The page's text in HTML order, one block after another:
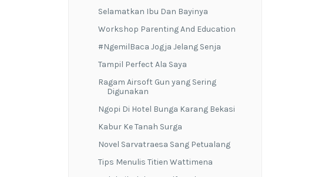
Selamatkan Ibu Dan Bayinya
Workshop Parenting And Education
#NgemilBaca Jogja Jelang Senja
Tampil Perfect Ala Saya
Ragam Airsoft Gun yang Sering
Digunakan
Ngopi Di Hotel Bunga Karang Bekasi
Kabur Ke Tanah Surga
Novel Sarvatraesa Sang Petualang
Tips Menulis Titien Wattimena